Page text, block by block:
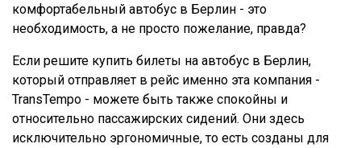
комфортабельный автобус в Берлин - это
необходимость, а не просто пожелание, правда?
Если решите купить билеты на автобус в Берлин,
который отправляет в рейс именно эта компания -
TransTempo - можете быть также спокойны и
относительно пассажирских сидений. Они здесь
исключительно эргономичные, то есть созданы для